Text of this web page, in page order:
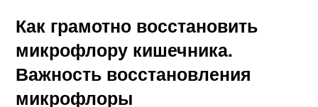
Как грамотно восстановить
микрофлору кишечника.
Важность восстановления
микрофлоры